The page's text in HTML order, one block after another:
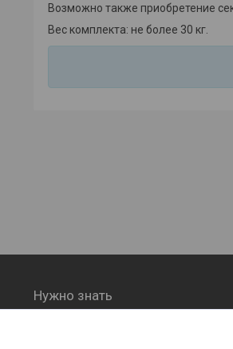
Возможно также приобретение
Вес комплекта: не более 30 кг.
Нужно знать